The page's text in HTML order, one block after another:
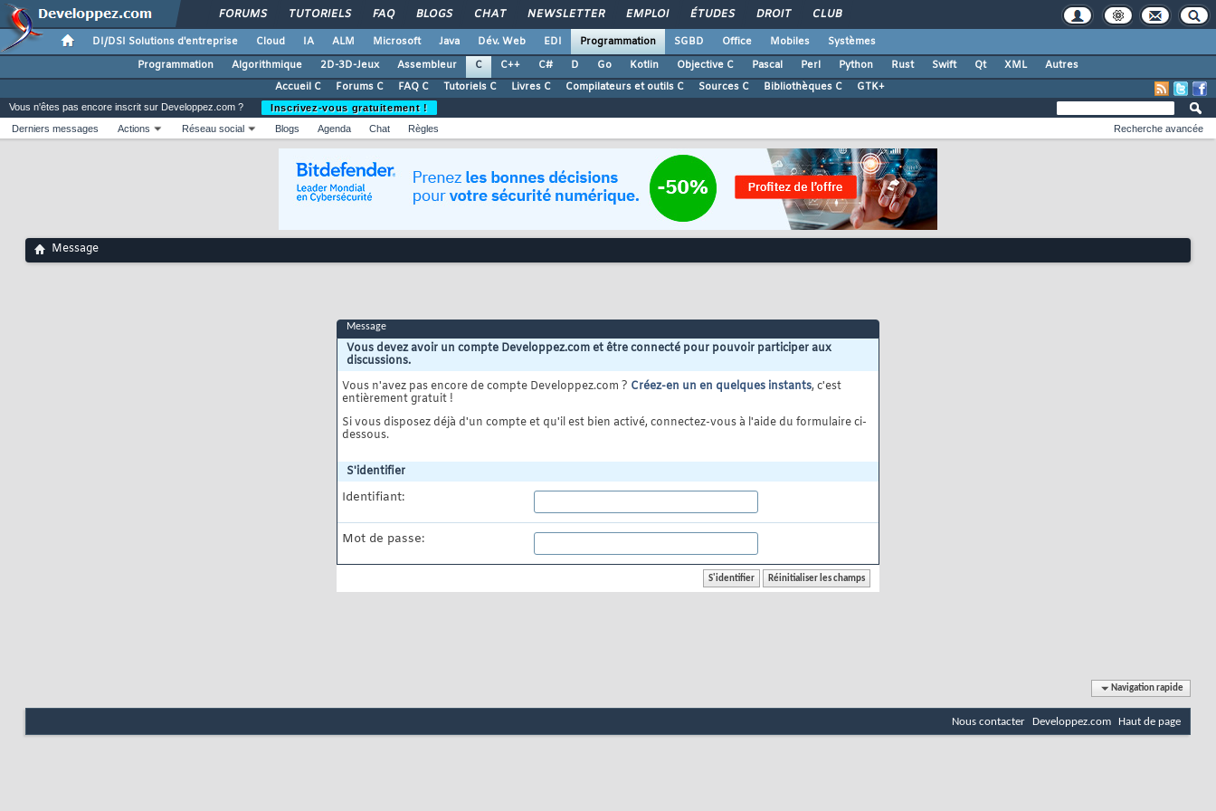
FORUMS TUTORIELS FAQ BLOGS CHAT NEWSLETTER EMPLOI ÉTUDES DROIT CLUB
DI/DSI Solutions d'entreprise Cloud IA ALM Microsoft Java Dév. Web EDI Programmation SGBD Office Mobiles
Systèmes
Programmation
Algorithmique 2D-3D-Jeux Assembleur C C++ C# D Go Kotlin Objective C Pascal Perl Python Rust Swift Qt XML
Autres
Accueil C
Forums C FAQ C Tutoriels C Livres C Compilateurs et outils C Sources C Bibliothèques C GTK+
Vous n'êtes pas encore inscrit sur Developpez.com ?
Inscrivez-vous gratuitement !
Derniers messages
Actions Réseau social Blogs Agenda Chat Règles Recherche avancée
Message
Message
Vous devez avoir un compte Developpez.com et être connecté pour pouvoir participer aux
discussions.
Vous n'avez pas encore de compte Developpez.com ? Créez-en un en quelques instants, c'est
entièrement gratuit !
Si vous disposez déjà d'un compte et qu'il est bien activé, connectez-vous à l'aide du formulaire ci-
dessous.
S'identifier
Identifiant:
Mot de passe:
Navigation rapide
Nous contacter Developpez.com Haut de page